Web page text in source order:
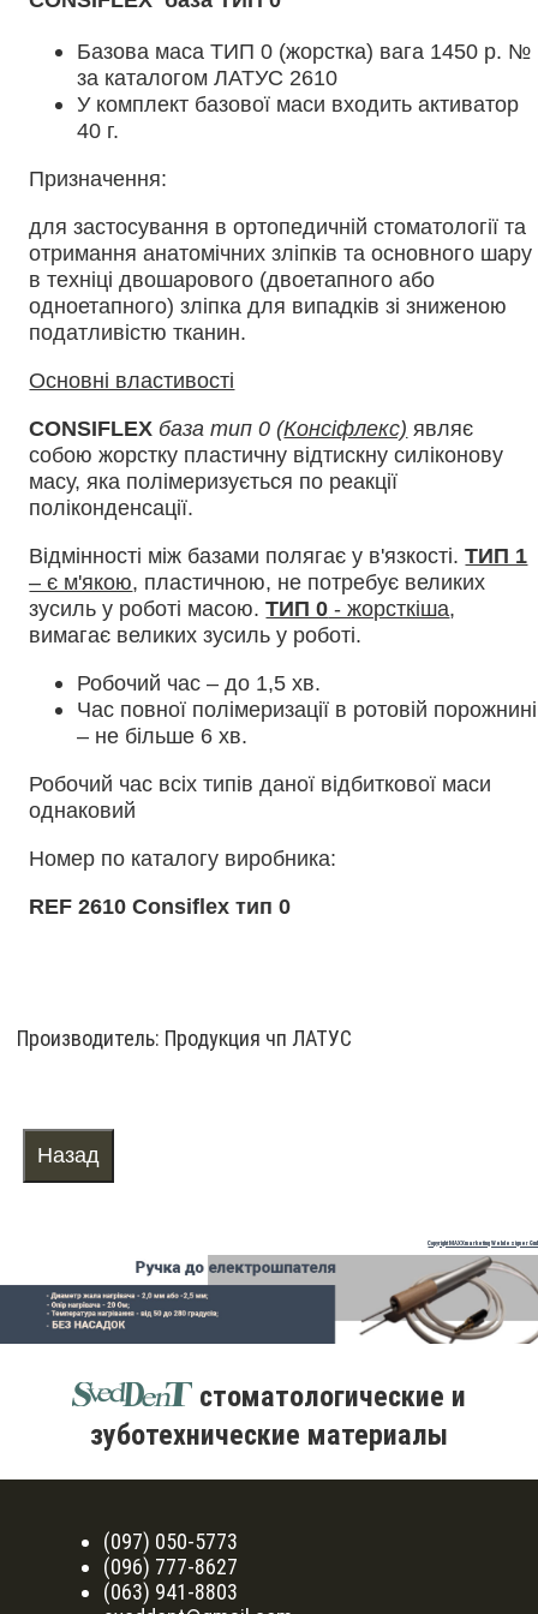
Базова маса ТИП 0 (жорстка) вага 1450 р. №
за каталогом ЛАТУС 2610
У комплект базової маси входить активатор
40 г.
Призначення:
для застосування в ортопедичній стоматології та
отримання анатомічних зліпків та основного шару
в техніці двошарового (двоетапного або
одноетапного) зліпка для випадків зі зниженою
податливістю тканин.
Основні властивості
CONSIFLEX база тип 0 (Консіфлекс) являє
собою жорстку пластичну відтискну силіконову
масу, яка полімеризується по реакції
поліконденсації.
Відмінності між базами полягає у в'язкості.ТИП 1
– є м'якою, пластичною, не потребує великих
зусиль у роботі масою.ТИП 0 - жорсткіша,
вимагає великих зусиль у роботі.
Робочий час – до 1,5 хв.
Час повної полімеризації в ротовій порожнині
– не більше 6 хв.
Робочий час всіх типів даної відбиткової маси
однаковий
Номер по каталогу виробника:
REF 2610 Consiflex тип 0
Производитель: Продукция чп ЛАТУС
Copyright MAXXmarketing Webdesigner
стоматологические и
зуботехнические материалы
(097) 050-5773
(096) 777-8627
(063) 941-8803